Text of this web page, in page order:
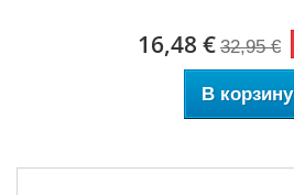
16,48 € 32,95 €
В корзину